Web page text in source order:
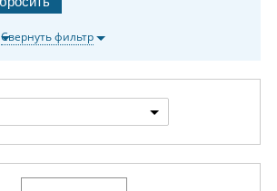
Свернуть фильтр